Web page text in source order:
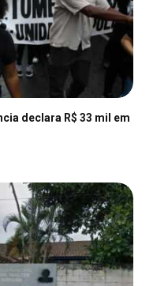
declara R$ 33 mil em